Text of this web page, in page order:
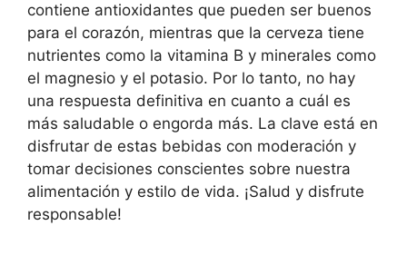
contiene antioxidantes que pueden ser buenos
para el corazón, mientras que la cerveza tiene
nutrientes como la vitamina B y minerales como
el magnesio y el potasio. Por lo tanto, no hay
una respuesta definitiva en cuanto a cuál es
más saludable o engorda más. La clave está en
disfrutar de estas bebidas con moderación y
tomar decisiones conscientes sobre nuestra
alimentación y estilo de vida. ¡Salud y disfrute
responsable!